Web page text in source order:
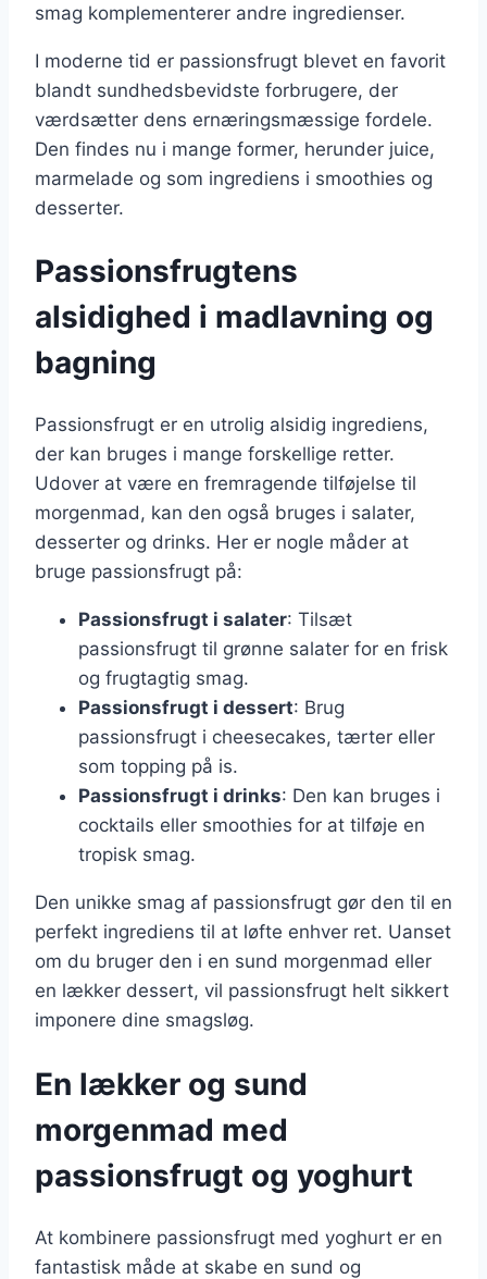
smag komplementerer andre ingredienser.
I moderne tid er passionsfrugt blevet en favorit
blandt sundhedsbevidste forbrugere, der
værdsætter dens ernæringsmæssige fordele.
Den findes nu i mange former, herunder juice,
marmelade og som ingrediens i smoothies og
desserter.
Passionsfrugtens
alsidighed i madlavning og
bagning
Passionsfrugt er en utrolig alsidig ingrediens,
der kan bruges i mange forskellige retter.
Udover at være en fremragende tilføjelse til
morgenmad, kan den også bruges i salater,
desserter og drinks. Her er nogle måder at
bruge passionsfrugt på:
Passionsfrugt i salater: Tilsæt
passionsfrugt til grønne salater for en frisk
og frugtagtig smag.
Passionsfrugt i dessert: Brug
passionsfrugt i cheesecakes, tærter eller
som topping på is.
Passionsfrugt i drinks: Den kan bruges i
cocktails eller smoothies for at tilføje en
tropisk smag.
Den unikke smag af passionsfrugt gør den til en
perfekt ingrediens til at løfte enhver ret. Uanset
om du bruger den i en sund morgenmad eller
en lækker dessert, vil passionsfrugt helt sikkert
imponere dine smagsløg.
En lækker og sund
morgenmad med
passionsfrugt og yoghurt
At kombinere passionsfrugt med yoghurt er en
fantastisk måde at skabe en sund og